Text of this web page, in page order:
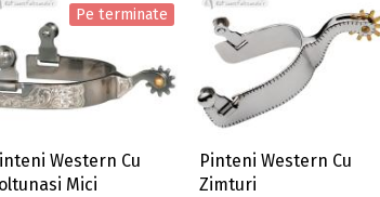
Pe terminate
Western Cu
Mici
Pinteni Western Cu
Zimturi